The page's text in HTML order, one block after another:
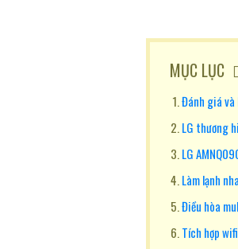
MỤC LỤC
Đánh giá và
LG thương
LG
Làm lạnh
Điều hòa
Tích hợp